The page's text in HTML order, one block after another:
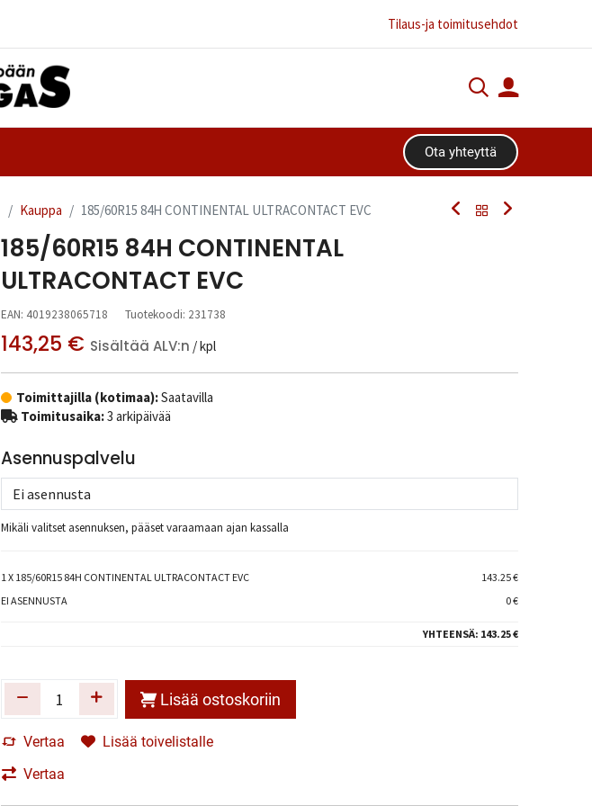
Tilaus-ja toimitusehdot
Ota yhteyttä​​​​
Kauppa 185/60R15 84H CONTINENTAL ULTRACONTACT EVC
185/60R15 84H CONTINENTAL
ULTRACONTACT EVC
EAN: 4019238065718 Tuotekoodi: 231738
143,25 € Sisältää ALV:n / kpl
Toimittajilla (kotimaa):Saatavilla
Toimitusaika:3 arkipäivää
Asennuspalvelu
Mikäli valitset asennuksen, pääset varaamaan ajan kassalla
1X 185/60R15 84H CONTINENTAL ULTRACONTACT EVC
143.25 €
EI ASENNUSTA
0 €
YHTEENSÄ: 143.25 €
Lisää ostoskoriin
Vertaa
Lisää toivelistalle
Vertaa